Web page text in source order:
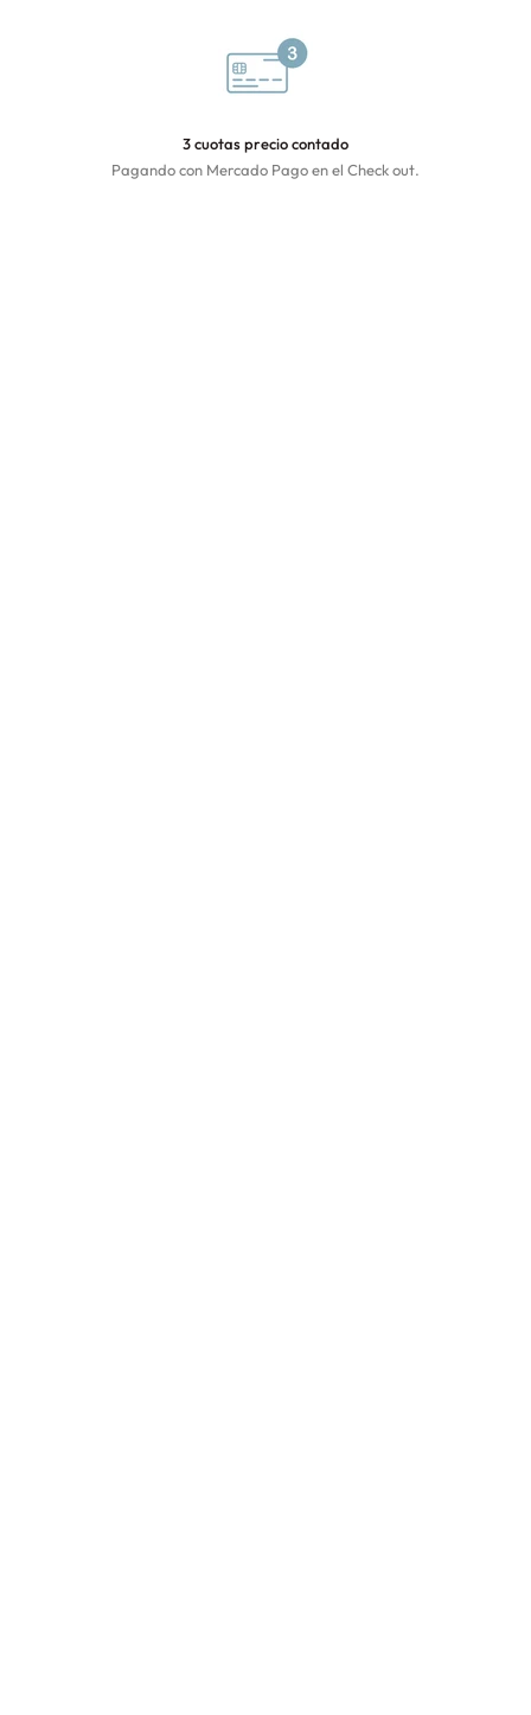
3 cuotas precio contado
Pagando con Mercado Pago en el Check out.